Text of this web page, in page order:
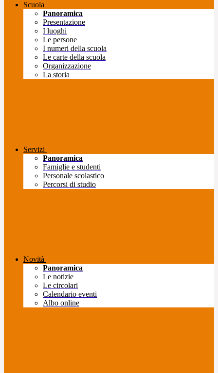
Scuola
Panoramica
Presentazione
I luoghi
Le persone
I numeri della scuola
Le carte della scuola
Organizzazione
La storia
Servizi
Panoramica
Famiglie e studenti
Personale scolastico
Percorsi di studio
Novità
Panoramica
Le notizie
Le circolari
Calendario eventi
Albo online